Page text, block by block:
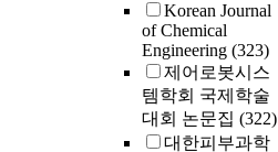
Korean Journal
of Chemical
Engineering (323)
제어로봇시스
템학회 국제학술
대회 논문집 (322)
대한피부과학